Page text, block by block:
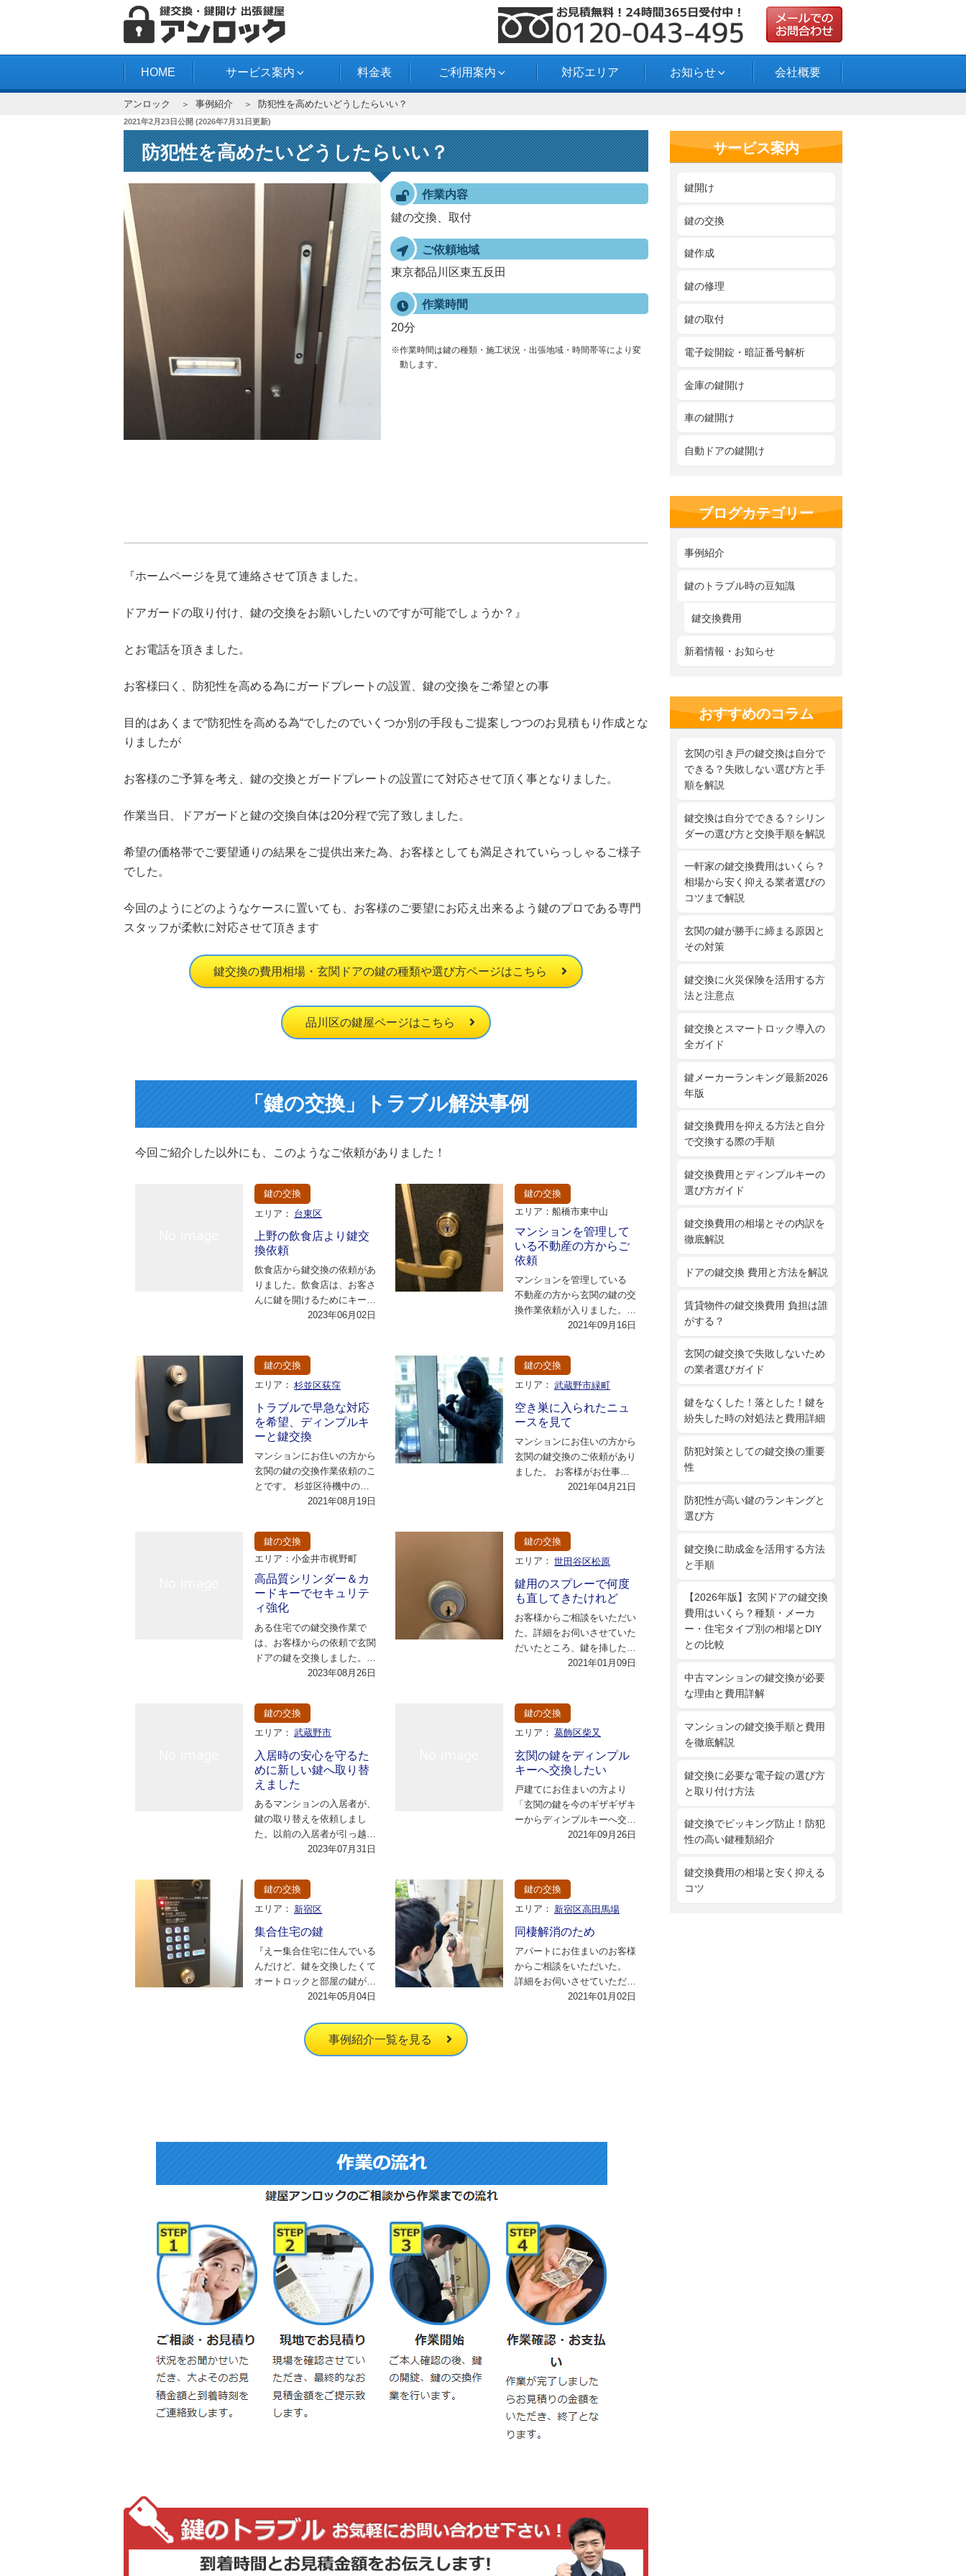
ツ
アンロック
HOME サービス案内 料金表 ご利用案内 対応エリア お知らせ 会社概要
アンロック 事例紹介 防犯性を高めたいどうしたらいい？
投
稿
日:
2021年2月23日公開 (2026年7月31日更新)
防犯性を高めたいどうしたらいい？
作業内容
鍵の交換、取付
ご依頼地域
東京都品川区東五反田
作業時間
20分
※作業時間は鍵の種類・施工状況・出張地域・時間帯等により変
動します。
『ホームページを見て連絡させて頂きました。
ドアガードの取り付け、鍵の交換をお願いしたいのですが可能でしょうか？』
とお電話を頂きました。
お客様曰く、防犯性を高める為にガードプレートの設置、鍵の交換をご希望との事
目的はあくまで“防犯性を高める為“でしたのでいくつか別の手段もご提案しつつのお見積もり作成とな
りましたが
お客様のご予算を考え、鍵の交換とガードプレートの設置にて対応させて頂く事となりました。
作業当日、ドアガードと鍵の交換自体は20分程で完了致しました。
希望の価格帯でご要望通りの結果をご提供出来た為、お客様としても満足されていらっしゃるご様子
でした。
今回のようにどのようなケースに置いても、お客様のご要望にお応え出来るよう鍵のプロである専門
スタッフが柔軟に対応させて頂きます
鍵交換の費用相場・玄関ドアの鍵の種類や選び方ページはこちら
品川区の鍵屋ページはこちら
「鍵の交換」トラブル解決事例
今回ご紹介した以外にも、このようなご依頼がありました！
鍵の交換
エリア： 台東区
上野の飲食店より鍵交
換依頼
飲食店から鍵交換の依頼があ
りました。飲食店は、お客さ
んに鍵を開けるためにキーボ
ックスを設置していたのです
2023年06月02日
鍵の交換
エリア：船橋市東中山
マンションを管理して
いる不動産の方からご
依頼
マンションを管理している
不動産の方から玄関の鍵の交
換作業依頼が入りました。
お客様に詳細についてお伺い
2021年09月16日
鍵の交換
エリア： 杉並区荻窪
トラブルで早急な対応
を希望、ディンプルキ
ーと鍵交換
マンションにお住いの方から
玄関の鍵の交換作業依頼のこ
とです。 杉並区待機中の作
業員の元に 至急鍵交換を希
2021年08月19日
鍵の交換
エリア： 武蔵野市緑町
空き巣に入られたニュ
ースを見て
マンションにお住いの方から
玄関の鍵交換のご依頼があり
ました。 お客様がお仕事か
ら帰宅されたタイミングで
2021年04月21日
鍵の交換
エリア：小金井市梶野町
高品質シリンダー＆カ
ードキーでセキュリテ
ィ強化
ある住宅での鍵交換作業で
は、お客様からの依頼で玄関
ドアの鍵を交換しました。お
客様はセキュリティの向上と
2023年08月26日
鍵の交換
エリア： 世田谷区松原
鍵用のスプレーで何度
も直してきたけれど
お客様からご相談をいただい
た。詳細をお伺いさせていた
だいたところ、鍵を挿したり
抜いたりする時に毎回引っか
2021年01月09日
鍵の交換
エリア： 武蔵野市
入居時の安心を守るた
めに新しい鍵へ取り替
えました
あるマンションの入居者が、
鍵の取り替えを依頼しまし
た。以前の入居者が引っ越し
たため、新しい鍵が必要とな
2023年07月31日
鍵の交換
エリア： 葛飾区柴又
玄関の鍵をディンプル
キーへ交換したい
戸建てにお住まいの方より
「玄関の鍵を今のギザギザキ
ーからディンプルキーへ交換
したい。」とのご依頼をいた
2021年09月26日
鍵の交換
エリア： 新宿区
集合住宅の鍵
『えー集合住宅に住んでいる
んだけど、鍵を交換したくて
オートロックと部屋の鍵が一
緒のタイプで、 それで、部
2021年05月04日
鍵の交換
エリア： 新宿区高田馬場
同棲解消のため
アパートにお住まいのお客様
からご相談をいただいた。
詳細をお伺いさせていただい
たところ、一緒に住んでいた
2021年01月02日
事例紹介一覧を見る
サービス案内
鍵開け
鍵の交換
鍵作成
鍵の修理
鍵の取付
電子錠開錠・暗証番号解析
金庫の鍵開け
車の鍵開け
自動ドアの鍵開け
ブログカテゴリー
事例紹介
鍵のトラブル時の豆知識
鍵交換費用
新着情報・お知らせ
おすすめのコラム
玄関の引き戸の鍵交換は自分で
できる？失敗しない選び方と手
順を解説
鍵交換は自分でできる？シリン
ダーの選び方と交換手順を解説
一軒家の鍵交換費用はいくら？
相場から安く抑える業者選びの
コツまで解説
玄関の鍵が勝手に締まる原因と
その対策
鍵交換に火災保険を活用する方
法と注意点
鍵交換とスマートロック導入の
全ガイド
鍵メーカーランキング最新2026
年版
鍵交換費用を抑える方法と自分
で交換する際の手順
鍵交換費用とディンプルキーの
選び方ガイド
鍵交換費用の相場とその内訳を
徹底解説
ドアの鍵交換 費用と方法を解説
賃貸物件の鍵交換費用 負担は誰
がする？
玄関の鍵交換で失敗しないため
の業者選びガイド
鍵をなくした！落とした！鍵を
紛失した時の対処法と費用詳細
防犯対策としての鍵交換の重要
性
防犯性が高い鍵のランキングと
選び方
鍵交換に助成金を活用する方法
と手順
【2026年版】玄関ドアの鍵交換
費用はいくら？種類・メーカ
ー・住宅タイプ別の相場とDIY
との比較
中古マンションの鍵交換が必要
な理由と費用詳解
マンションの鍵交換手順と費用
を徹底解説
鍵交換に必要な電子錠の選び方
と取り付け方法
鍵交換でピッキング防止！防犯
性の高い鍵種類紹介
鍵交換費用の相場と安く抑える
コツ